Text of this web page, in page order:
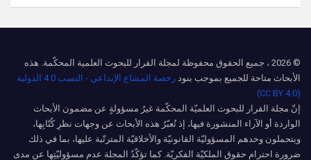
© 2026 ، جميع الحقوق محفوظة لمجلة القرار للبحوث العلمية المحكّمة. هذه
الأبحاث متاحة للجميع بموجب بنود
رخصة المشاع الإبداعي - النسب 4.0 الدولية
(CC BY 4.0)
إنّ مجلة القرار للبحوث العلميّة المحكّمة غيرُ مسؤولةٍ عن مضمون الأبحاث
الواردة أو الآراء المنشورة فيها، إذ تُعبّرُ هذه الأبحاث عن وجهات نظرِ كُتّابِها،
ويتحملون وحدهم المسؤوليّة القانونيّة والأخلاقيّة المترتّبة عليها، بما في ذلك
ضرورة احترام حقوق الملكيّة الفكريّة. كما تؤكّدُ المجلة عدم مسؤوليّتِها عن مدى